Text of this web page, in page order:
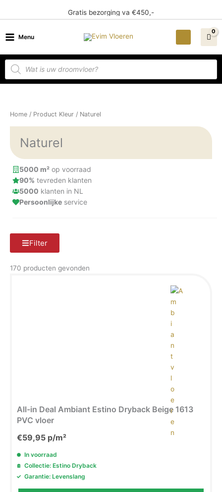
inhoud
Gratis bezorging va €450,-
Menu
Producten
zoeken
Home / Product Kleur / Naturel
Naturel
5000 m² op voorraad
90% tevreden klanten
5000 klanten in NL
Persoonlijke service
Filter
170 producten gevonden
All-in Deal Ambiant Estino Dryback Beige 1613
PVC vloer
€59,95 p/m²
In voorraad
Collectie: Estino Dryback
Garantie: Levenslang